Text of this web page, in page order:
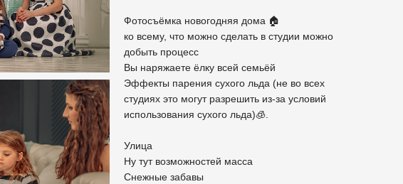
Фотосъёмка новогодняя дома 🏠
ко всему, что можно сделать в студии можно
добыть процесс
Вы наряжаете ёлку всей семьёй
Эффекты парения сухого льда (не во всех
студиях это могут разрешить из-за условий
использования сухого льда)🧊.
Улица
Ну тут возможностей масса
Снежные забавы